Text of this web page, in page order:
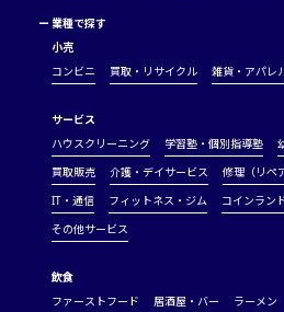
ー 業種で探す
小売
コンビニ
買取・リサイクル 雑貨・アパレ
サービス
ハウスクリーニング
学習塾・個別指導塾
買取販売
介護・デイサービス 修理（リペ
IT・通信
フィットネス・ジム コインラン
その他サービス
飲食
ファーストフード
居酒屋・バー ラーメン